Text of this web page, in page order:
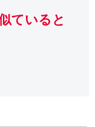
ていると